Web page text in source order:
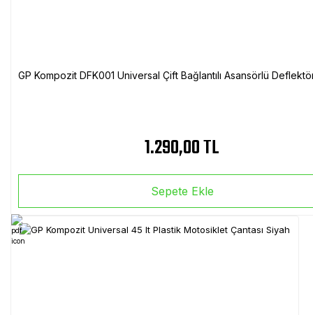
GP Kompozit DFK001 Universal Çift Bağlantılı Asansörlü
1.290,00 TL
Sepete Ekle